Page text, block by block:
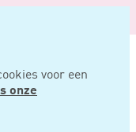
voor een
onze